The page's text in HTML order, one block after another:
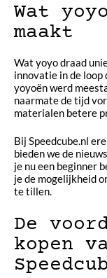
Wat
maakt
Wat yoyo draad
innovatie in de loop
yoyoën werd
naarmate de tijd
materialen betere
Bij Speedcube.nl
bieden we de
je nu een beginner
je de mogelijkheid
te tillen.
De
kopen